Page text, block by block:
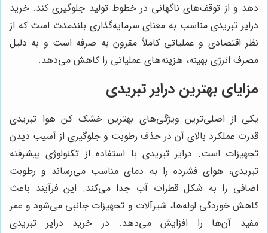
دهد و از توقف‌های ناگهانی در خطوط تولید جلوگیری کند. خرید
درایر تبریدی مناسب به معنای سرمایه‌گذاری بلندمدت است که از
نظر اقتصادی و عملیاتی کاملاً مقرون به صرفه است و به دلیل
مصرف انرژی بهینه، هزینه‌های عملیاتی را کاهش می‌دهد.
مزایای بهترین درایر تبریدی
یکی از اصلی‌ترین ویژگی‌های بهترین خشک کن هوا تبریدی
قدرت عملکرد بالای آن در حذف رطوبت و جلوگیری از آسیب دیدن
تجهیزات است. درایر تبریدی با استفاده از تکنولوژی پیشرفته
تبریدی، هوای فشرده را به دمای مناسب می‌رساند و رطوبت
اضافی را به شکل قطرات آب جدا می‌کند. این فرآیند باعث
کاهش خوردگی لوله‌ها، شیرآلات و تجهیزات جانبی می‌شود و عمر
مفید آن‌ها را افزایش می‌دهد. در خرید درایر تبریدی